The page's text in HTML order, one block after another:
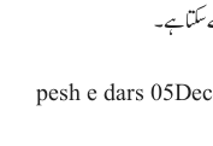
ہے۔
pesh e dars